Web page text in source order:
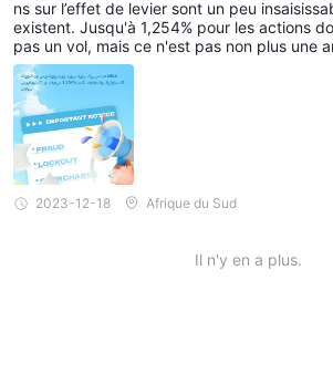
ns sur l’effet de levier sont un peu
existent. Jusqu'à 1,254% pour les actions
pas un vol, mais ce n'est pas non plus une
yokuto Securities est cool, mais attention à
2023-12-18 Afrique du Sud
Il n'y en a plus.